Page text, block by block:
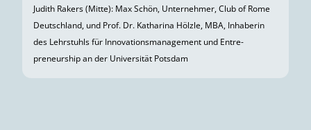
Judith Rakers (Mitte): Max Schön, Unternehmer, Club of Rome
Deutschland, und Prof. Dr. Katharina Hölzle, MBA, Inhaberin
des Lehrstuhls für Innovationsmanagement und Entre­
preneurship an der Universität Potsdam